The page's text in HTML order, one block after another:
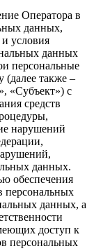
Оператора в
данных,
условия
данных
персональные
(далее также –
«Субъект») с
средств
нарушений
данных.
обеспечения
персональных
данных, а
доступ к
персональных